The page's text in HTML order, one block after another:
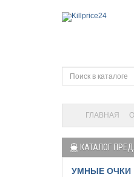
ГЛАВНАЯ
КАТАЛОГ
УМНЫЕ ОЧКИ